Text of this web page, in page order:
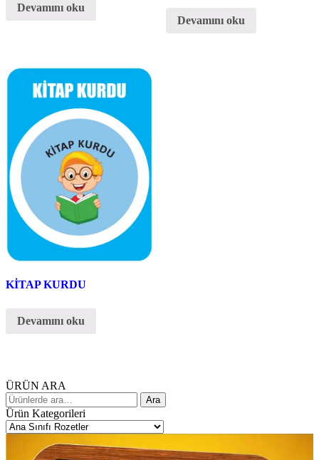
Devamını oku
Devamını oku
KİTAP KURDU
Devamını oku
ÜRÜN ARA
Ara:
Ara
Ürün Kategorileri